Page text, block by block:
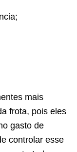
mais
frota, pois eles
gasto de
controlar esse